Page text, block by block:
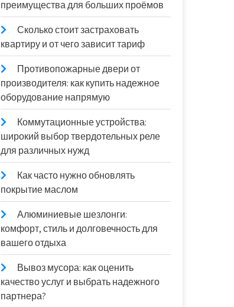
преимущества для больших проёмов
Сколько стоит застраховать
квартиру и от чего зависит тариф
Противопожарные двери от
производителя: как купить надежное
оборудование напрямую
Коммутационные устройства:
широкий выбор твердотельных реле
для различных нужд
Как часто нужно обновлять
покрытие маслом
Алюминиевые шезлонги:
комфорт, стиль и долговечность для
вашего отдыха
Вывоз мусора: как оценить
качество услуг и выбрать надежного
партнера?